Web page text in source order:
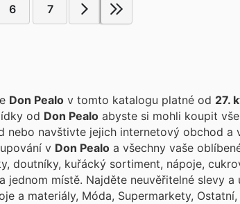
6 7
Don Pealo v tomto katalogu platné od 27.
od Don Pealo abyste si mohli koupit
nebo navštivte jejich internetový obchod a
v Don Pealo a všechny vaše
doutníky, kuřácký sortiment, nápoje,
místě. Najděte neuvěřitelné slevy a
a materiály, Móda, Supermarkety,